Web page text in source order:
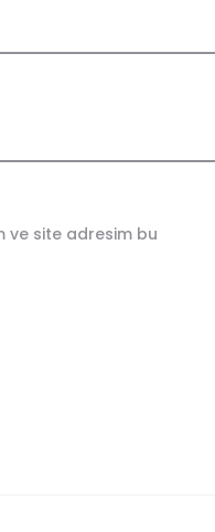
ve site adresim bu